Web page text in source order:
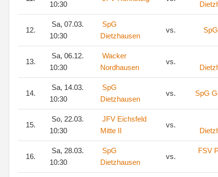
10:30
12.
Sa, 07.03.
10:30
SpG
Dietzhausen
vs.
13.
Sa, 06.12.
10:30
Wacker
Nordhausen
vs.
14.
Sa, 14.03.
10:30
SpG
Dietzhausen
vs. SpG
15.
So, 22.03.
10:30
JFV Eichsfeld
Mitte II
vs.
16.
Sa, 28.03.
10:30
SpG
Dietzhausen
vs.
FSV